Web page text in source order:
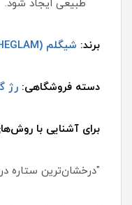
طبیعی ایجاد شود.
برند: شیگلم (SHEGLAM)
دسته فروشگاهی: رژ
برای آشنایی با
"درخشان‌ترین ستاره